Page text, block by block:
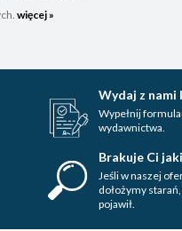
więcej »
Wydaj z nami
Wypełnij
wydawnictwa.
Brakuje Ci
Jeśli w naszej
dołożymy
pojawił.